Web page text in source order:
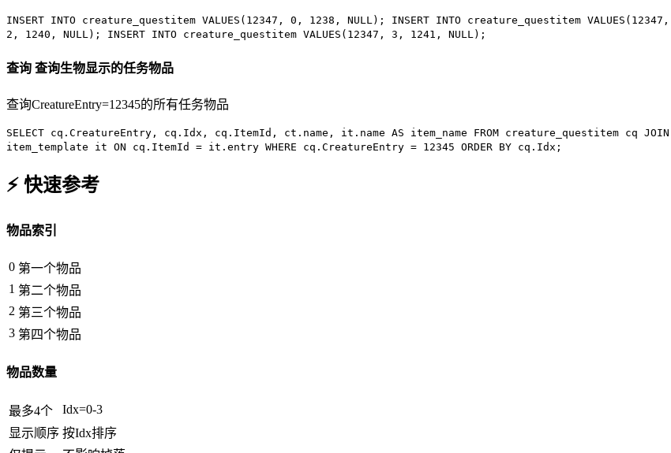
INSERT INTO creature_questitem VALUES ( 12347 , 0 , 1238 , NULL); INSERT INTO creature_questitem VALUES ( 12347 ,
2 , 1240 , NULL); INSERT INTO creature_questitem VALUES ( 12347 , 3 , 1241 , NULL);
查询 查询生物显示的任务物品
查询CreatureEntry=12345的所有任务物品
SELECT cq.CreatureEntry, cq.Idx, cq.ItemId, ct.name, it.name AS item_name FROM creature_questitem cq JOIN
item_template it ON cq.ItemId = it.entry WHERE cq.CreatureEntry = 12345 ORDER BY cq.Idx;
⚡ 快速参考
物品索引
0 第一个物品
1 第二个物品
2 第三个物品
3 第四个物品
物品数量
最多4个
Idx=0-3
显示顺序 按Idx排序